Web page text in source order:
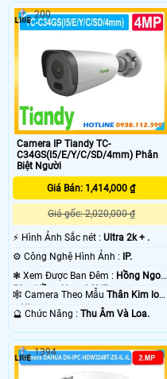
sát hồng ngoại ban đêm lên đến
150m. Trang bị công nghệ AI thông
minh và theo dõi tự động. Khe cắm
thẻ Micro SD dung lượng tối đa
512GB.
Camera IP Tiandy TC-
C34GS(I5/E/Y/C/SD/4mm) Phân
Biệt Người
Giá Bán: 1,414,000 ₫
Giá gốc: 2,020,000 ₫
️⚡ Hình Ảnh Sắc nét : Ultra 2k + .
⚙ Công Nghệ Hình Ảnh : IP.
❃ Xem Được Ban Đêm : Hồng Ngoại
50m Hồng Ngoại SMD.
🕸️ Camera Theo Mẫu Thân Kim loại
+ Nhựa.
️🔮 Chức Năng : Thu Âm Và Loa.
200
1394